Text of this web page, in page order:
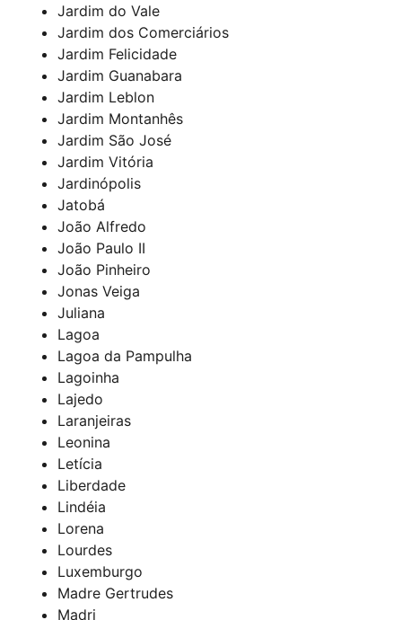
Jardim do Vale
Jardim dos Comerciários
Jardim Felicidade
Jardim Guanabara
Jardim Leblon
Jardim Montanhês
Jardim São José
Jardim Vitória
Jardinópolis
Jatobá
João Alfredo
João Paulo II
João Pinheiro
Jonas Veiga
Juliana
Lagoa
Lagoa da Pampulha
Lagoinha
Lajedo
Laranjeiras
Leonina
Letícia
Liberdade
Lindéia
Lorena
Lourdes
Luxemburgo
Madre Gertrudes
Madri